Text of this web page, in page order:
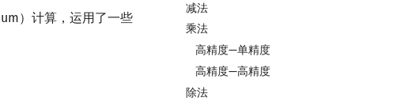
减法
乘法
高精度—单精度
高精度—高精度
除法
）计算，运用了一些